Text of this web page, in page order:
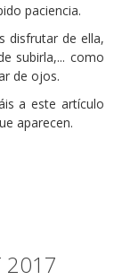
paciencia.
disfrutar de ella,
subirla,... como
de ojos.
a este artículo
aparecen.
2017